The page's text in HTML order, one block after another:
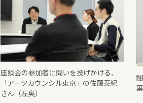
座談会の参加者に問いを投げかける、
「アーツカウンシル東京」の佐藤泰紀
さん（左奥）